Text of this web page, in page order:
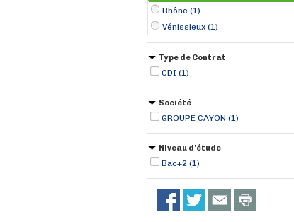
Rhône (1)
Vénissieux (1)
Type de Contrat
CDI (1)
Société
GROUPE CAYON (1)
Niveau d'étude
Bac+2 (1)